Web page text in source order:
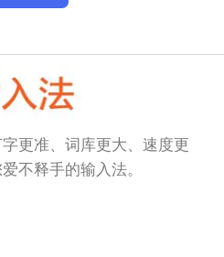
更准、词库更大、速度更
不释手的输入法。